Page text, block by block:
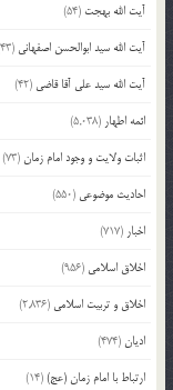
آیت الله بهجت (54)
آیت الله سید ابوالحسن اصفهانی (43)
آیت الله سید علی آقا قاضی (42)
ائمه اطهار (5,038)
اثبات ولایت و وجود امام زمان(73)
احادیث موضوعی (550)
اخبار (717)
اخلاق اسلامی (956)
اخلاق و تربیت اسلامی (2,836)
ادیان(474)
ارتباط با امام زمان (عج)(14)